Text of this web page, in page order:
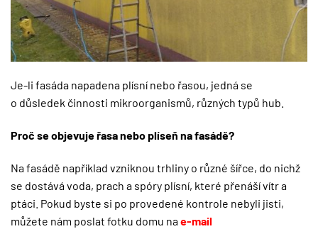
Je-li fasáda napadena plísní nebo řasou, jedná se
o důsledek činnosti mikroorganismů, různých typů hub.
Proč se objevuje řasa nebo plíseň na fasádě?
Na fasádě například vzniknou trhliny o různé šířce, do nichž
se dostává voda, prach a spóry plísní, které přenáší vítr a
ptáci. Pokud byste si po provedené kontrole nebyli jisti,
můžete nám poslat fotku domu nae-mail